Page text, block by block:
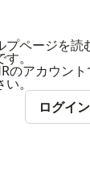
プページを読
。
のアカウント
。
ログイン